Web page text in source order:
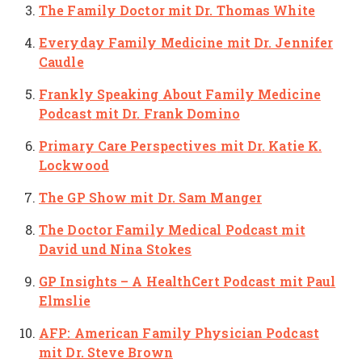
The Family Doctormit Dr. Thomas White
Everyday Family Medicine mit Dr. Jennifer
Caudle
Frankly Speaking About Family Medicine
Podcastmit Dr. Frank Domino
Primary Care Perspectives mit Dr. Katie K.
Lockwood
The GP Show mit Dr. Sam Manger
The Doctor Family Medical Podcast mit
David und Nina Stokes
GP Insights – A HealthCert Podcast mit Paul
Elmslie
AFP: American Family Physician Podcast
mit Dr. Steve Brown